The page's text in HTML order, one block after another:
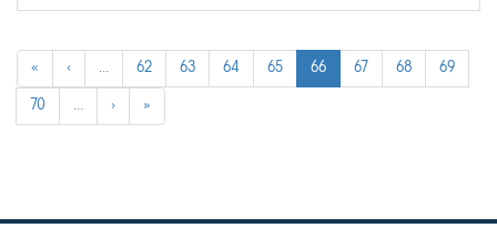
« ‹ … 62 63 64 65 66 67 68 69
70 … › »